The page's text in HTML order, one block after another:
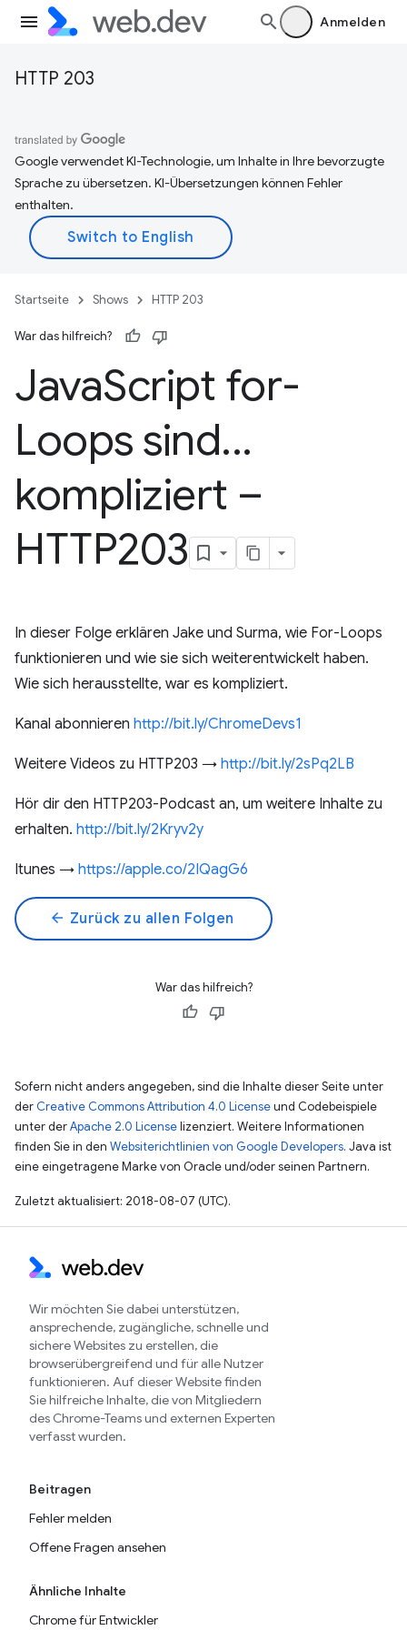
Anmelden
HTTP 203
Google verwendet KI-Technologie, um Inhalte in Ihre bevorzugte
Sprache zu übersetzen. KI-Übersetzungen können Fehler
enthalten.
Startseite Shows HTTP 203
War das hilfreich?
JavaScript for-
Loops sind...
kompliziert –
HTTP203
In dieser Folge erklären Jake und Surma, wie For-Loops
funktionieren und wie sie sich weiterentwickelt haben.
Wie sich herausstellte, war es kompliziert.
Kanal abonnieren http://bit.ly/ChromeDevs1
Weitere Videos zu HTTP203 → http://bit.ly/2sPq2LB
Hör dir den HTTP203-Podcast an, um weitere Inhalte zu
erhalten. http://bit.ly/2Kryv2y
Itunes → https://apple.co/2IQagG6
arrow_back Zurück zu allen Folgen
War das hilfreich?
Sofern nicht anders angegeben, sind die Inhalte dieser Seite unter
der Creative Commons Attribution 4.0 Licenseund Codebeispiele
unter derApache 2.0 Licenselizenziert. Weitere Informationen
finden Sie in den Websiterichtlinien von Google Developers. Java ist
eine eingetragene Marke von Oracle und/oder seinen Partnern.
Zuletzt aktualisiert: 2018-08-07 (UTC).
Wir möchten Sie dabei unterstützen,
ansprechende, zugängliche, schnelle und
sichere Websites zu erstellen, die
browserübergreifend und für alle Nutzer
funktionieren. Auf dieser Website finden
Sie hilfreiche Inhalte, die von Mitgliedern
des Chrome-Teams und externen Experten
verfasst wurden.
Beitragen
Fehler melden
Offene Fragen ansehen
Ähnliche Inhalte
Chrome für Entwickler